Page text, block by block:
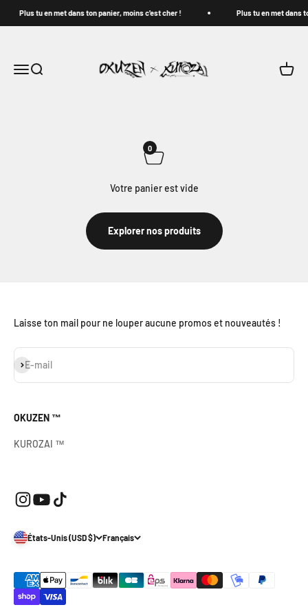
Plus tu en met dans ton panier, moins c'est cher ! Plus tu en met dans
Ouvrir la navigation
Ouvrir la recherche
Voir le
0
Votre panier est vide
Explorer nos produits
Laisse ton mail pour ne louper aucune promos et nouveautés !
E-mail
S'inscrire
OKUZEN ™
KUROZAI ™
États-Unis (USD $) Français